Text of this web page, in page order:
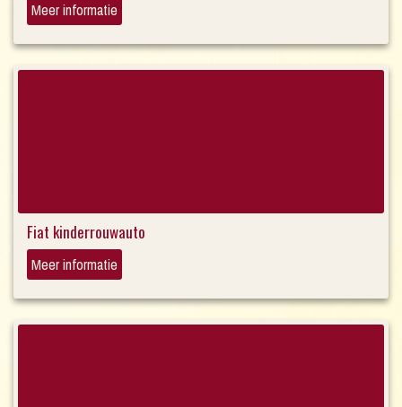
Meer informatie
Fiat kinderrouwauto
Meer informatie